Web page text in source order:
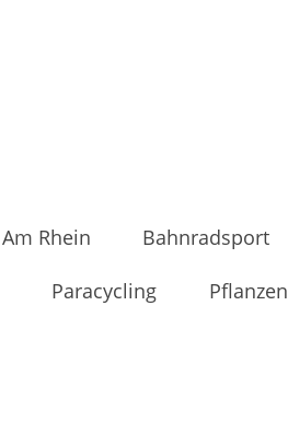
Am Rhein Bahnradsport
Paracycling Pflanzen